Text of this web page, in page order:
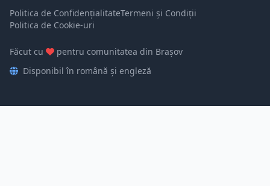
Politica de ConfidențialitateTermeni și Condiții
Politica de Cookie-uri
Făcut cu
pentru comunitatea din Brașov
Disponibil în română și engleză